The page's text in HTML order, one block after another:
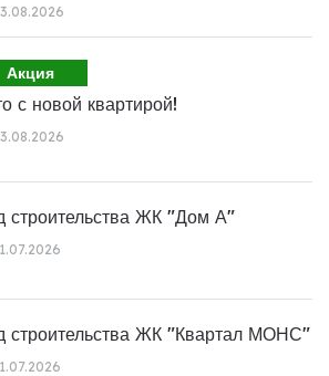
Акция
с новой квартирой!
строительства ЖК "Дом А"
строительства ЖК "Квартал МОНС"